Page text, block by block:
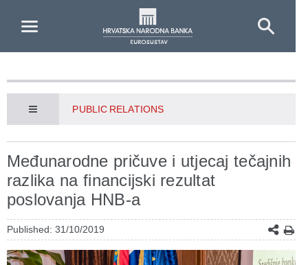
PUBLIC RELATIONS
Međunarodne pričuve i utjecaj tečajnih
razlika na financijski rezultat
poslovanja HNB-a
Published: 31/10/2019